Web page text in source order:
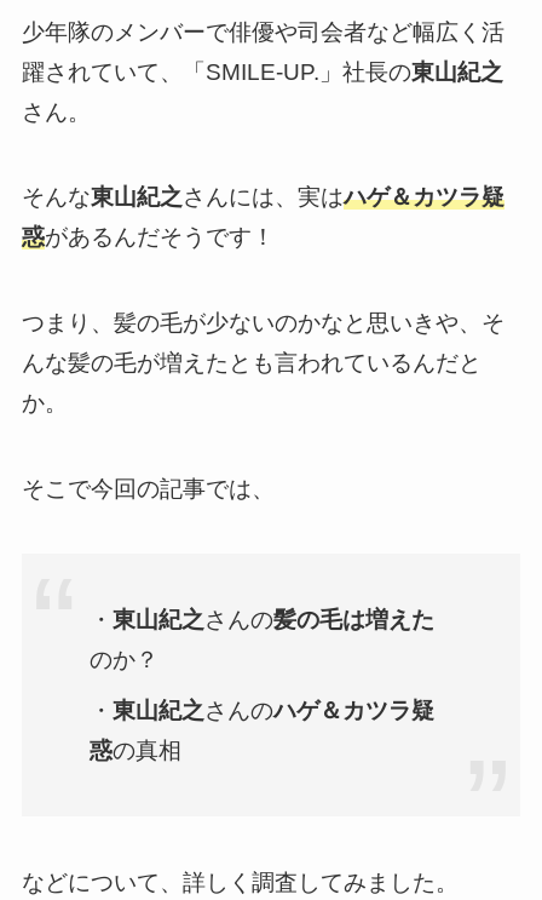
少年隊のメンバーで俳優や司会者など幅広く活
躍されていて、「SMILE-UP.」社長の東山紀之
さん。
そんな東山紀之さんには、実はハゲ＆カツラ疑
惑があるんだそうです！
つまり、髪の毛が少ないのかなと思いきや、そ
んな髪の毛が増えたとも言われているんだと
か。
そこで今回の記事では、
・東山紀之さんの髪の毛は増えた
のか？
・東山紀之さんのハゲ＆カツラ疑
惑の真相
などについて、詳しく調査してみました。